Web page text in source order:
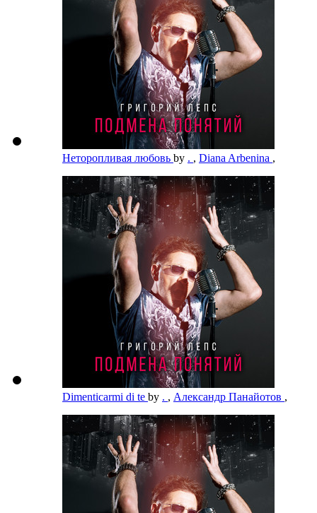
Неторопливая любовь by . , Diana Arbenina ,
Dimenticarmi di te by . , Александр Панайотов ,